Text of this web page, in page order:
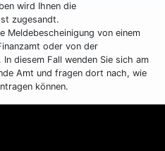
wird Ihnen die
zugesandt.
Meldebescheinigung von einem
oder von der
diesem Fall wenden Sie sich am
Amt und fragen dort nach, wie
können.